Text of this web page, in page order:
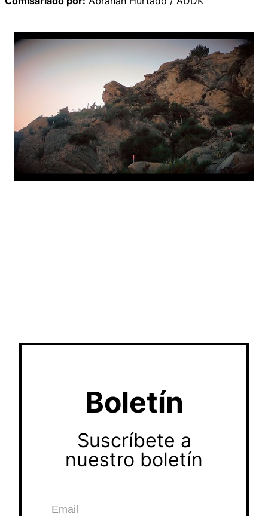
Boletín
Suscríbete a
nuestro boletín